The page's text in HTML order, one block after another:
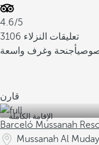
4.6/5
3106 تعليقات النزلاء
أجنحة وغرف واسعة
قارن
الإقامة الكاملة
Barceló Mussanah
Mussanah Al